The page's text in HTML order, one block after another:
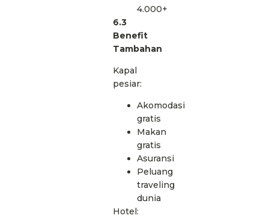
4.000+
6.3
Benefit
Tambahan
Kapal
pesiar:
Akomodasi
gratis
Makan
gratis
Asuransi
Peluang
traveling
dunia
Hotel: